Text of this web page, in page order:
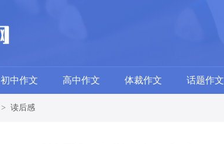
初中作文 高中作文 体裁作文 话题作文
> 读后感